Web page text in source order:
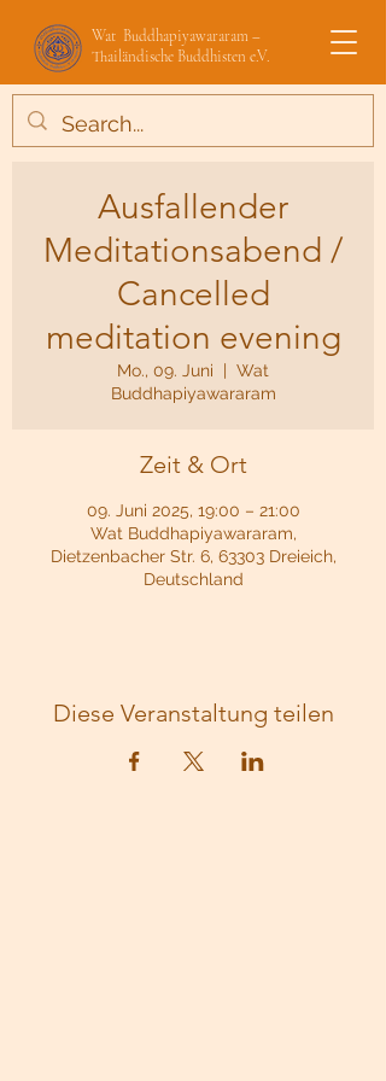
Wat Buddhapiyawararam –
Thailändische Buddhisten e.V.
Ausfallender
Meditationsabend /
Cancelled
meditation evening
Mo., 09. Juni
  |
Wat
Buddhapiyawararam
Zeit & Ort
09. Juni 2025, 19:00 – 21:00
Wat Buddhapiyawararam,
Dietzenbacher Str. 6, 63303 Dreieich,
Deutschland
Diese Veranstaltung teilen